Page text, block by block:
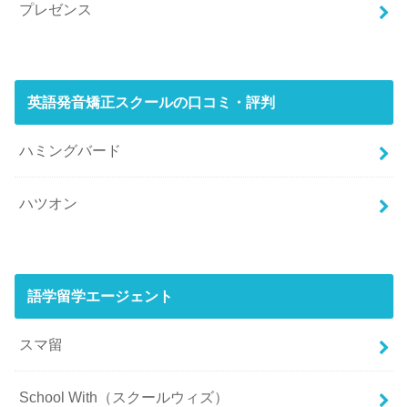
プレゼンス
英語発音矯正スクールの口コミ・評判
ハミングバード
ハツオン
語学留学エージェント
スマ留
School With（スクールウィズ）